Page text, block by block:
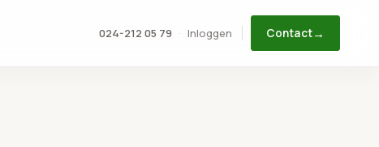
024-212 05 79 · Inloggen Contact→